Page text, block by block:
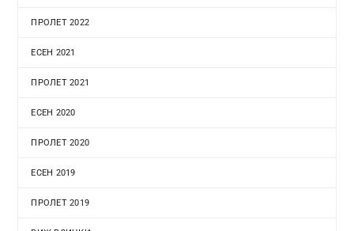
ПРОЛЕТ 2022
ЕСЕН 2021
ПРОЛЕТ 2021
ЕСЕН 2020
ПРОЛЕТ 2020
ЕСЕН 2019
ПРОЛЕТ 2019